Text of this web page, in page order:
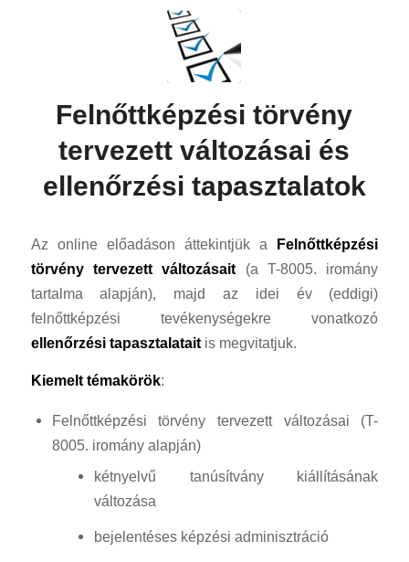
Felnőttképzési törvény
tervezett változásai és
ellenőrzési tapasztalatok
Az online előadáson áttekintjük a Felnőttképzési
törvény tervezett változásait (a T-8005. iromány
tartalma alapján), majd az idei év (eddigi)
felnőttképzési tevékenységekre vonatkozó
ellenőrzési tapasztalataitis megvitatjuk.
Kiemelt témakörök:
Felnőttképzési törvény tervezett változásai (T-
8005. iromány alapján)
kétnyelvű tanúsítvány kiállításának
változása
bejelentéses képzési adminisztráció